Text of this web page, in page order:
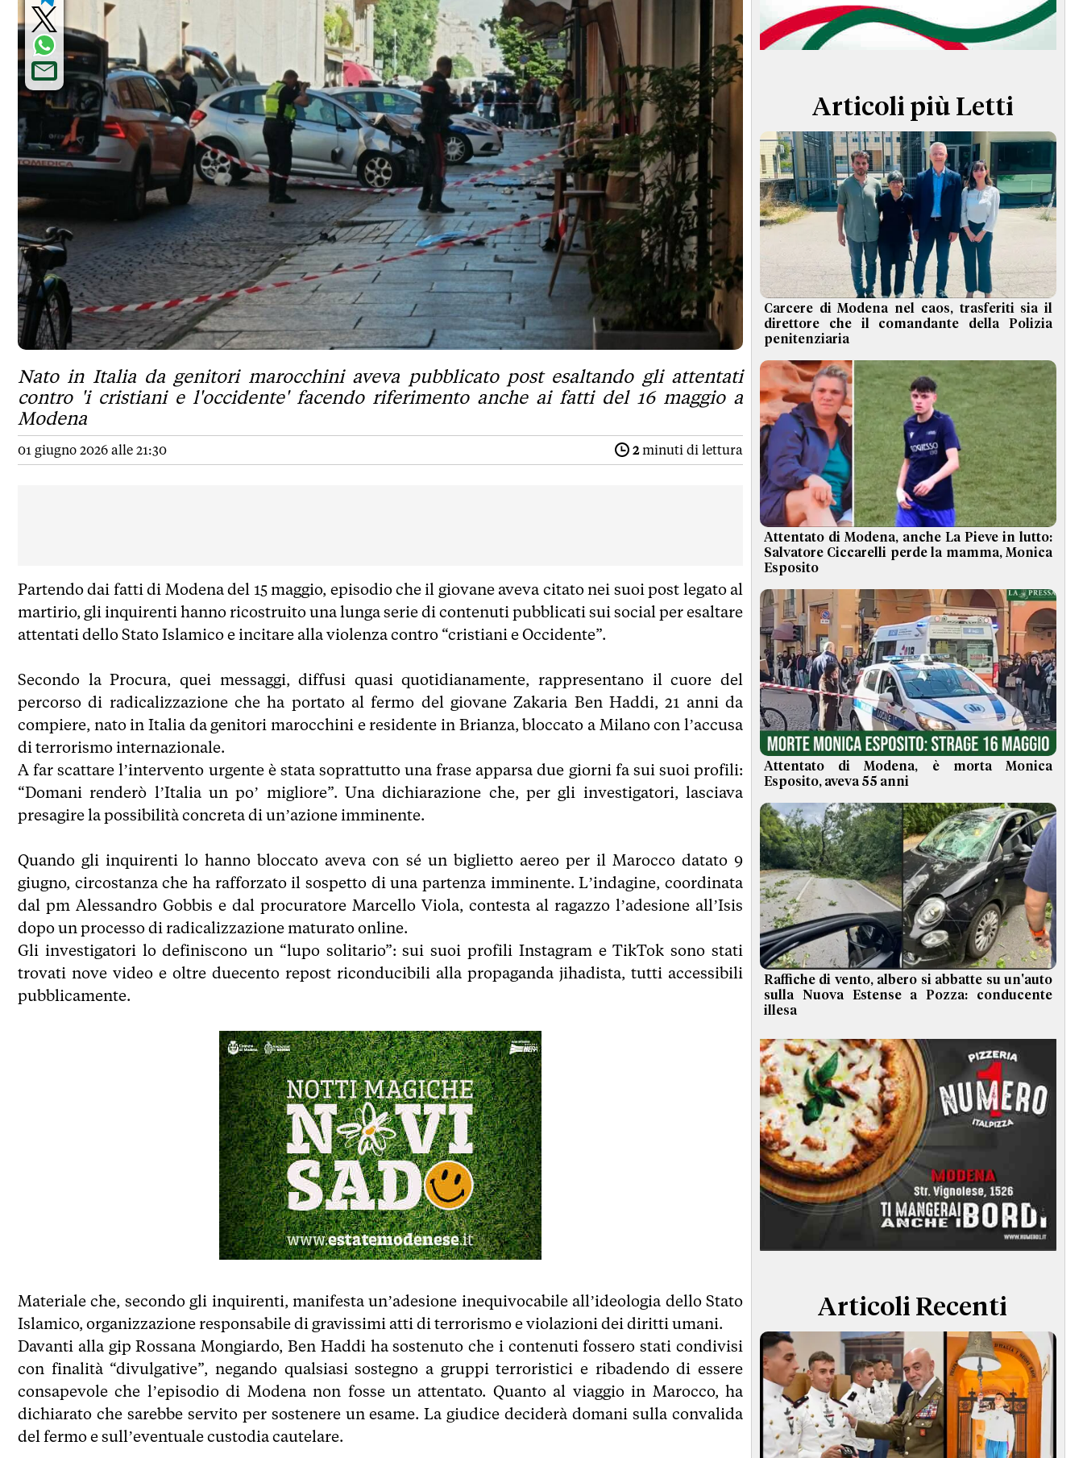
TERMINI e CONDIZIONI
Nato in Italia da genitori marocchini aveva pubblicato post esaltando gli attentati
contro 'i cristiani e l'occidente' facendo riferimento anche ai fatti del 16 maggio a
Modena
01 giugno 2026 alle 21:30 2minuti di lettura
Partendo dai fatti di Modena del 15 maggio, episodio che il giovane aveva citato nei suoi post legato al
martirio, gli inquirenti hanno ricostruito una lunga serie di contenuti pubblicati sui social per esaltare
attentati dello Stato Islamico e incitare alla violenza contro “cristiani e Occidente”.
Secondo la Procura, quei messaggi, diffusi quasi quotidianamente, rappresentano il cuore del
percorso di radicalizzazione che ha portato al fermo del giovane Zakaria Ben Haddi, 21 anni da
compiere, nato in Italia da genitori marocchini e residente in Brianza, bloccato a Milano con l’accusa
di terrorismo internazionale.
A far scattare l’intervento urgente è stata soprattutto una frase apparsa due giorni fa sui suoi profili:
“Domani renderò l’Italia un po’ migliore”. Una dichiarazione che, per gli investigatori, lasciava
presagire la possibilità concreta di un’azione imminente.
Quando gli inquirenti lo hanno bloccato aveva con sé un biglietto aereo per il Marocco datato 9
giugno, circostanza che ha rafforzato il sospetto di una partenza imminente. L’indagine, coordinata
dal pm Alessandro Gobbis e dal procuratore Marcello Viola, contesta al ragazzo l’adesione all’Isis
dopo un processo di radicalizzazione maturato online.
Gli investigatori lo definiscono un “lupo solitario”: sui suoi profili Instagram e TikTok sono stati
trovati nove video e oltre duecento repost riconducibili alla propaganda jihadista, tutti accessibili
pubblicamente.
Materiale che, secondo gli inquirenti, manifesta un’adesione inequivocabile all’ideologia dello Stato
Islamico, organizzazione responsabile di gravissimi atti di terrorismo e violazioni dei diritti umani.
Davanti alla gip Rossana Mongiardo, Ben Haddi ha sostenuto che i contenuti fossero stati condivisi
con finalità “divulgative”, negando qualsiasi sostegno a gruppi terroristici e ribadendo di essere
consapevole che l’episodio di Modena non fosse un attentato. Quanto al viaggio in Marocco, ha
dichiarato che sarebbe servito per sostenere un esame. La giudice deciderà domani sulla convalida
del fermo e sull’eventuale custodia cautelare.
Articoli più Letti
Carcere di Modena nel caos, trasferiti sia il
direttore che il comandante della Polizia
penitenziaria
Attentato di Modena, anche La Pieve in lutto:
Salvatore Ciccarelli perde la mamma, Monica
Esposito
Attentato di Modena, è morta Monica
Esposito, aveva 55 anni
Raffiche di vento, albero si abbatte su un'auto
sulla Nuova Estense a Pozza: conducente
illesa
Articoli Recenti